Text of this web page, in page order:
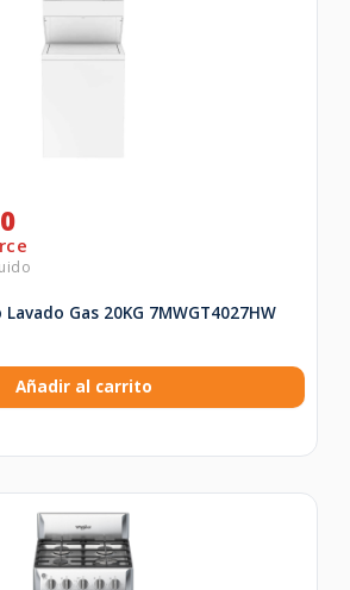
Gas 20KG 7MWGT4027HW
Añadir al carrito